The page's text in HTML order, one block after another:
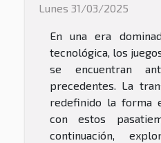
Lunes 31/03/2025
En una era
tecnológica, los
se encuentran
precedentes. La
redefinido la forma
con estos
continuación,